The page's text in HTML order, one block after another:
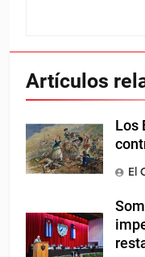
Artículos
Los
El